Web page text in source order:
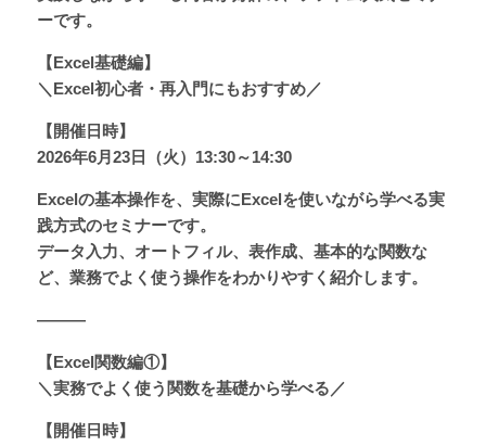
ーです。
【Excel基礎編】
＼Excel初心者・再入門にもおすすめ／
【開催日時】
2026年6月23日（火）13:30～14:30
Excelの基本操作を、実際にExcelを使いながら学べる実
践方式のセミナーです。
データ入力、オートフィル、表作成、基本的な関数な
ど、業務でよく使う操作をわかりやすく紹介します。
―――
【Excel関数編①】
＼実務でよく使う関数を基礎から学べる／
【開催日時】